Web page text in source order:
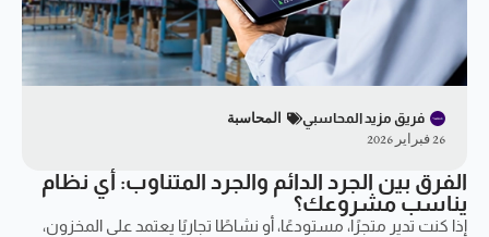
فريق مزيد المحاسبي
المحاسبة
26 فبراير 2026
الفرق بين الجرد الدائم والجرد المتناوب: أي نظام
يناسب مشروعك؟
إذا كنت تدير متجرًا، مستودعًا، أو نشاطًا تجاريًا يعتمد على المخزون،